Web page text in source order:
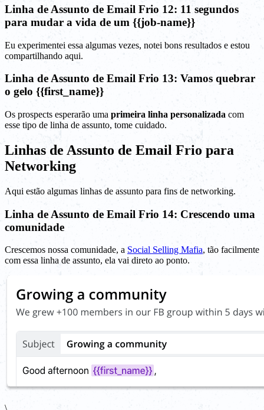
Linha de Assunto de Email Frio 12: 11 segundos
para mudar a vida de um {{job-name}}
Eu experimentei essa algumas vezes, notei bons resultados e estou
compartilhando aqui.
Linha de Assunto de Email Frio 13: Vamos quebrar
o gelo {{first_name}}
Os prospects esperarão uma primeira linha personalizada com
esse tipo de linha de assunto, tome cuidado.
Linhas de Assunto de Email Frio para
Networking
Aqui estão algumas linhas de assunto para fins de networking.
Linha de Assunto de Email Frio 14: Crescendo uma
comunidade
Crescemos nossa comunidade, a Social Selling Mafia, tão facilmente
com essa linha de assunto, ela vai direto ao ponto.